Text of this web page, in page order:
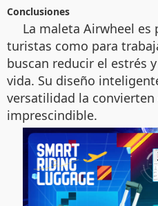
Conclusiones
La maleta Airwheel
turistas como para
buscan reducir el estrés
vida. Su diseño
versatilidad la
imprescindible.